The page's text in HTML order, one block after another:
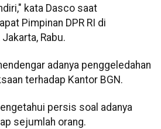
kata Dasco saat
Pimpinan DPR RI di
Rabu.
adanya penggeledahan
terhadap Kantor BGN.
persis soal adanya
sejumlah orang.